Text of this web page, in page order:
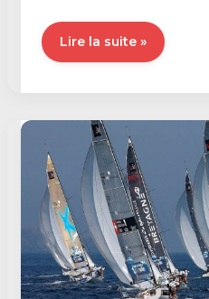
Rassemblement
pour
Lire la suite »